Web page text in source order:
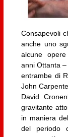
Consapevoli
anche uno
alcune opere
anni Ottanta
entrambe di
John
David
gravitante
in maniera
del periodo